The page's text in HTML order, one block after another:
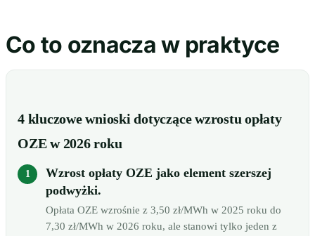
Co to oznacza w praktyce
4 kluczowe wnioski dotyczące wzrostu opłaty
OZE w 2026 roku
Wzrost opłaty OZE jako element szerszej
podwyżki.
Opłata OZE wzrośnie z 3,50 zł/MWh w 2025 roku do
7,30 zł/MWh w 2026 roku, ale stanowi tylko jeden z